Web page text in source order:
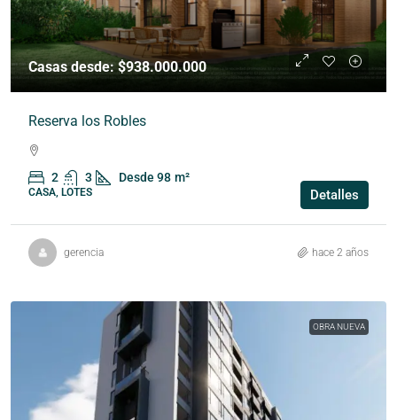
Casas desde: $938.000.000
Reserva los Robles
2 3 Desde 98 m²
CASA, LOTES Detalles
gerencia hace 2 años
OBRA NUEVA